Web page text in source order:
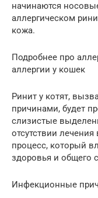
начинаются
аллергическом
кожа.
Подробнее про
аллергии у кошек
Ринит у котят,
причинами, будет
слизистые
отсутствии
процесс, который
здоровья и общего
Инфекционные